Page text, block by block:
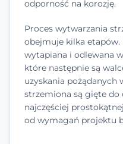
odporność na korozję.
Proces wytwarzania
obejmuje kilka
wytapiana i odlewana
które następnie są
uzyskania pożądanych
strzemiona są gięte
najczęściej
od wymagań projektu